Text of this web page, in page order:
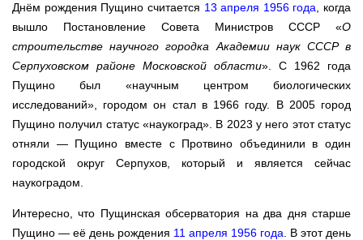
Днём рождения Пущино считается 13 апреля 1956 года , когда
вышло Постановление Совета Министров СССР «О
строительстве научного городка Академии наук СССР в
Серпуховском районе Московской области». С 1962 года
Пущино был «научным центром биологических
исследований», городом он стал в 1966 году. В 2005 город
Пущино получил статус «наукоград». В 2023 у него этот статус
отняли — Пущино вместе с Протвино объединили в один
городской округ Серпухов, который и является сейчас
наукоградом.
Интересно, что Пущинская обсерватория на два дня старше
Пущино — её день рождения 11 апреля 1956 года . В этот день